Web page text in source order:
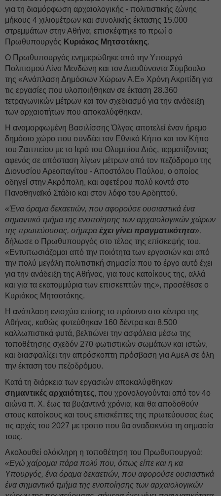
για τη διαμόρφωση αρχαιολογικής - πολιτιστικής ζώνης
μήκους 4 χιλιομέτρων και συνολικής έκτασης 15.000
στρεμμάτων στην Αθήνα, επισκέφτηκε το πρωί ο
Πρωθυπουργός Κυριάκος Μητσοτάκης.
Ο Πρωθυπουργός ενημερώθηκε από την Υπουργό
Πολιτισμού Λίνα Μενδώνη και τον Διευθύνοντα Σύμβουλο
της «Ανάπλαση Δημόσιων Χώρων Α.Ε» Χρόνη Ακριτίδη για
τις εργασίες που υλοποιήθηκαν σε έκταση 28.360
τετραγωνικών μέτρων και τον σχεδιασμό για την ανάδειξη
των αρχαιοτήτων που αποκαλύφθηκαν.
Η αναμορφωμένη Βασιλίσσης Όλγας αποτελεί έναν ήρεμο
δημόσιο χώρο που συνδέει τον Εθνικό Κήπο και τον Κήπο
του Ζαππείου με το Ιερό του Ολυμπίου Διός, τερματίζοντας
αφενός σε απόσταση λίγων μέτρων από τον πεζόδρομο της
Διονυσίου Αρεοπαγίτου - Αποστόλου Παύλου, ο οποίος
οδηγεί στην Ακρόπολη, και αφετέρου πολύ κοντά στο
Παναθηναϊκό Στάδιο και στον λόφο του Αρδηττού.
«Ένα όραμα δεκαετιών, που αφορούσε ουσιαστικά ένα
σημαντικό τμήμα της ενοποίησης των αρχαιολογικών χώρων
της πρωτεύουσας, σήμερα έχει γίνει πραγματικότητα»,
δήλωσε ο Πρωθυπουργός στο τέλος της επίσκεψής του.
«Εντυπωσιάζομαι από την ποιότητα των εργασιών και από
την πολύ μεγάλη πολιτιστική σημασία που το έργο αυτό έχει
για την ανάδειξη της Αθήνας, για τους κατοίκους της, αλλά
και για τα εκατομμύρια των επισκεπτών της», προσέθεσε ο
Κυριάκος Μητσοτάκης.
Η ανάπλαση ενισχύει επίσης το πράσινο στο κέντρο της
Αθήνας, καθώς φυτεύθηκαν 160 δέντρα και 8.500
καλλωπιστικά φυτά, βελτιώνει την ασφάλεια μέσω της
τοποθέτησης σχεδόν 270 φωτιστικών σωμάτων και ιστών,
και διασφαλίζει την απρόσκοπτη πρόσβαση για ΑμεΑ σε όλη
την έκταση του πεζοδρόμου.
Κατά τη διάρκεια των εργασιών αποκαλύφθηκαν
σημαντικές αρχαιότητες, που χρονολογούνται από τον 4ο
αιώνα π. Χ. έως τα βυζαντινά χρόνια, και θα αποδοθούν
στους κατοίκους και τους επισκέπτες της πρωτεύουσας έως
τις αρχές του 2027 με τροπο που θα αναδεικνύει τη σημασία
τους.
Ακολουθεί ολόκληρη η τοποθέτηση του Πρωθυπουργού:
«Εγώ χαίρομαι πάρα πολύ που, όπως είπε και η κα
Υπουργός, ένα όραμα δεκαετιών, που αφορούσε ουσιαστικά
ένα σημαντικό τμήμα της ενοποίησης των αρχαιολογικών